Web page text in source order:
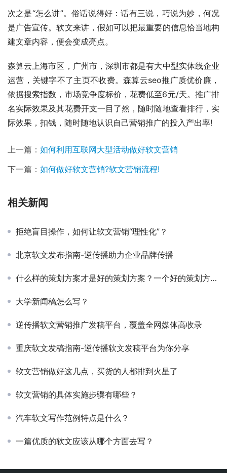
次之是“怎么讲”。俗话说得好：话有三说，巧说为妙，何况
是广告宣传。软文来讲，假如可以把最重要的信息恰当地构
建文章内容，便会变成亮点。
森算云上海市区，广州市，深圳市都是有大中型实体线企业
运营，关键字不了主页不收费。森算云seo推广质优价廉，
依据搜索指数，市场竞争度标价，花费低至6元/天。推广排
名实际效果及其花费开支一目了然，随时随地查看排行，实
际效果，扣钱，随时随地认识自己营销推广的投入产出率!
上一篇： 如何利用互联网大型活动做好软文营销
下一篇： 如何做好软文营销?软文营销流程!
相关新闻
拒绝盲目操作，如何让软文营销“理性化”？
北京软文发布指南-逆传播助力企业品牌传播
什么样的策划方案才是好的策划方案？一个好的策划方案应该具备哪些核心要素？
大学新闻稿怎么写？
逆传播软文营销推广发稿平台，覆盖全网媒体高收录
重庆软文发稿指南-逆传播软文发稿平台为你分享
软文营销做好这几点，买货的人都排到火星了
软文营销的具体实施步骤有哪些？
汽车软文写作范例特点是什么？
一篇优质的软文应该从哪个方面去写？